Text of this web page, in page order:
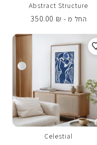
Abstract Structure
החל מ -
350.00 ₪
Celestial